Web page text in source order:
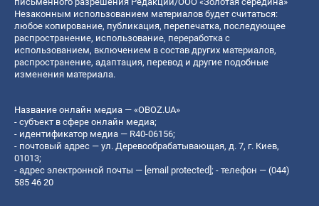
Незаконным использованием материалов будет считаться:
любое копирование, публикация, перепечатка, последующее
распространение, использование, переработка с
использованием, включением в состав других материалов,
распространение, адаптация, перевод и другие подобные
изменения материала.
Название онлайн медиа — «OBOZ.UA»
- субъект в сфере онлайн медиа;
- идентификатор медиа — R40-06156;
- почтовый адрес — ул. Деревообрабатывающая, д. 7, г. Киев,
01013;
- адрес электронной почты — [email protected]; - телефон — (044)
585 46 20